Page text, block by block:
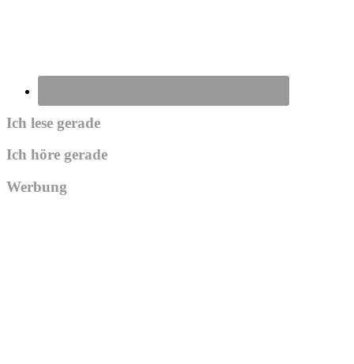
Ich lese gerade
Ich höre gerade
Werbung